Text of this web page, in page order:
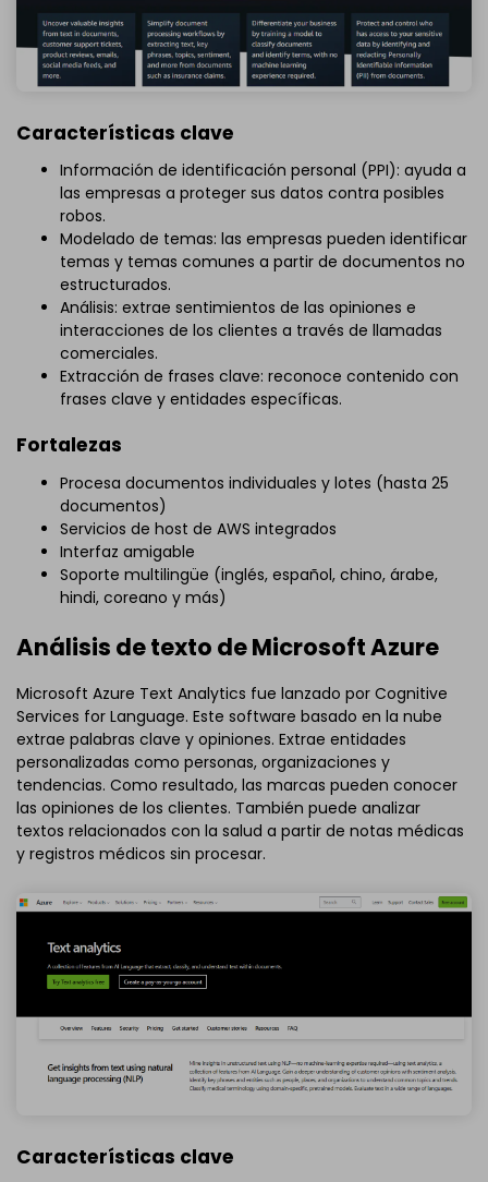
Características clave
Información de identificación personal (PPI): ayuda a
las empresas a proteger sus datos contra posibles
robos.
Modelado de temas: las empresas pueden identificar
temas y temas comunes a partir de documentos no
estructurados.
Análisis: extrae sentimientos de las opiniones e
interacciones de los clientes a través de llamadas
comerciales.
Extracción de frases clave: reconoce contenido con
frases clave y entidades específicas.
Fortalezas
Procesa documentos individuales y lotes (hasta 25
documentos)
Servicios de host de AWS integrados
Interfaz amigable
Soporte multilingüe (inglés, español, chino, árabe,
hindi, coreano y más)
Análisis de texto de Microsoft Azure
Microsoft Azure Text Analytics fue lanzado por Cognitive
Services for Language. Este software basado en la nube
extrae palabras clave y opiniones. Extrae entidades
personalizadas como personas, organizaciones y
tendencias. Como resultado, las marcas pueden conocer
las opiniones de los clientes. También puede analizar
textos relacionados con la salud a partir de notas médicas
y registros médicos sin procesar.
Características clave